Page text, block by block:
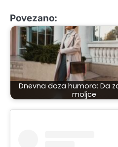
Povezano:
Dnevna doza humora: Da
moljce